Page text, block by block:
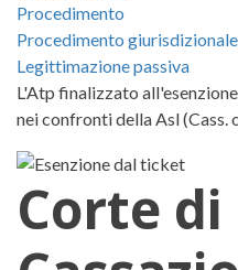
Procedimento
Procedimento giurisdizionale
Legittimazione passiva
L'Atp finalizzato
nei confronti della Asl (Cass.
Corte di